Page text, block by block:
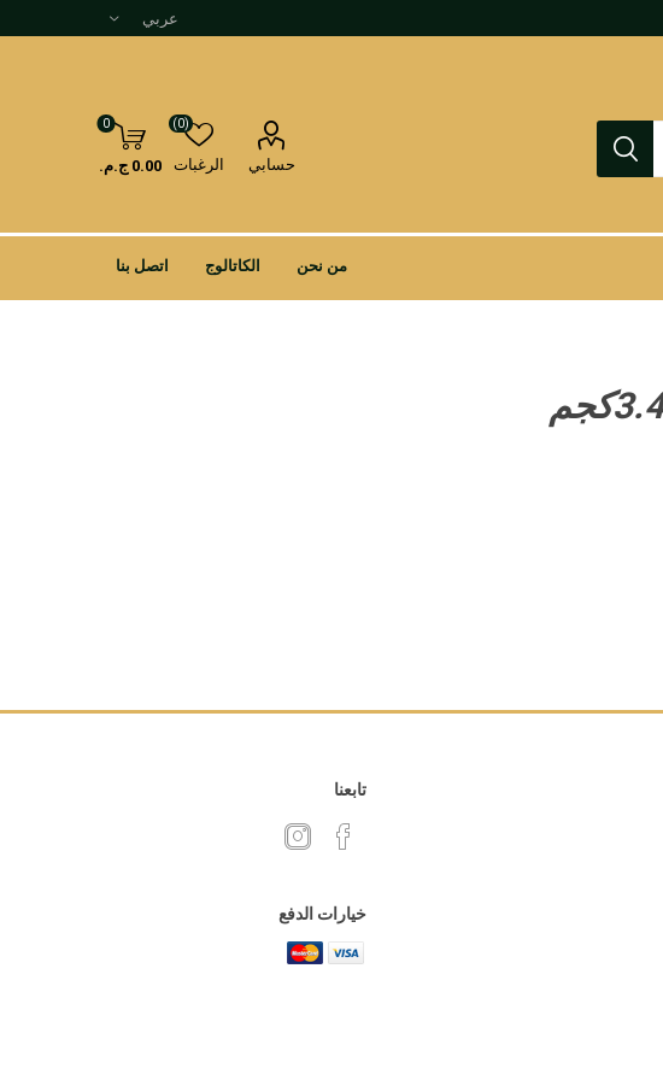
حسابي الرغبات
(0)
0
0.00 ج.م.
من نحن الكاتالوج اتصل بنا
تابعنا
خيارات الدفع